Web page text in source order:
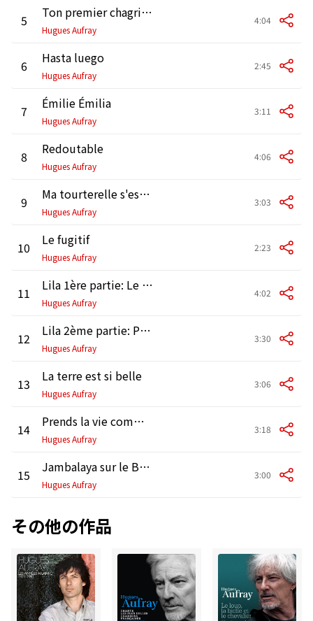
5 Ton premier chagrin d'amour
Hugues Aufray
4:04
6 Hasta luego
Hugues Aufray
2:45
7 Émilie Émilia
Hugues Aufray
3:11
8 Redoutable
Hugues Aufray
4:06
9 Ma tourterelle s'est envolée
Hugues Aufray
3:03
10 Le fugitif
Hugues Aufray
2:23
11 Lila 1ère partie: Le bal au bois du loup
Hugues Aufray
4:02
12 Lila 2ème partie: Perdu dans la forêt
Hugues Aufray
3:30
13 La terre est si belle
Hugues Aufray
3:06
14 Prends la vie comme telle
Hugues Aufray
3:18
15 Jambalaya sur le Bayou
Hugues Aufray
3:00
その他の作品